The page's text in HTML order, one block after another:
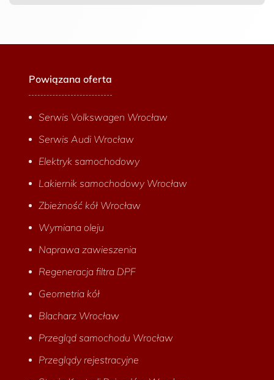
Powiązana oferta
Serwis Volkswagen Wrocław
Serwis Audi Wrocław
Elektryk samochodowy
Lakiernik samochodowy Wrocław
Zbieżność kół Wrocław
Wymiana oleju
Naprawa zawieszenia
Regeneracja filtra DPF
Geometria kół
Blacharz Wrocław
Przegląd samochodu Wrocław
Przeglądy rejestracyjne